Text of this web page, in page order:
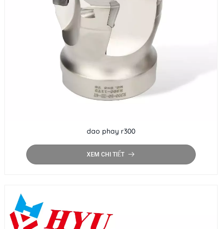
dao phay r300
XEM CHI TIẾT